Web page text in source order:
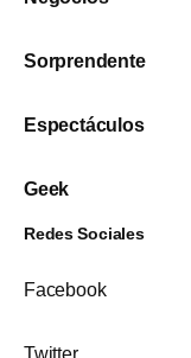
Sorprendente
Espectáculos
Geek
Redes Sociales
Facebook
Twitter